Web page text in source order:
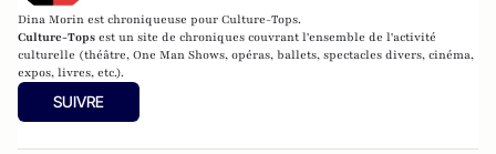
Dina Morin est chroniqueuse pour Culture-Tops.
Culture-Tops est un site de chroniques couvrant l'ensemble de l'activité
culturelle (théâtre, One Man Shows, opéras, ballets, spectacles divers, cinéma,
expos, livres, etc.).
SUIVRE